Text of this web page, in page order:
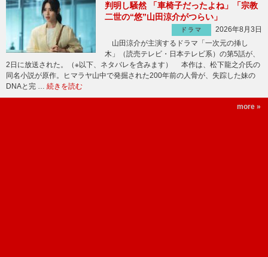
判明し騒然 「車椅子だったよね」「宗教
二世の“悠”山田涼介がつらい」
ドラマ
2026年8月3日
山田涼介が主演するドラマ「一次元の挿し
木」（読売テレビ・日本テレビ系）の第5話が、
2日に放送された。（※以下、ネタバレを含みます） 本作は、松下龍之介氏の
同名小説が原作。ヒマラヤ山中で発掘された200年前の人骨が、失踪した妹の
DNAと完 … 続きを読む
more »